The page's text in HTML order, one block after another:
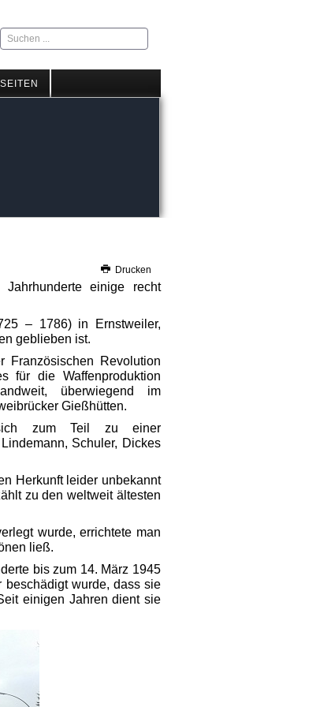
Suchen
...
Drucken
einige recht
– 1786) in Ernstweiler,
geblieben ist.
Französischen Revolution
für die Waffenproduktion
überwiegend im
Gießhütten.
sich zum Teil zu einer
Schuler, Dickes
Herkunft leider unbekannt
zu den weltweit ältesten
wurde, errichtete man
ließ.
bis zum 14. März 1945
beschädigt wurde, dass sie
einigen Jahren dient sie